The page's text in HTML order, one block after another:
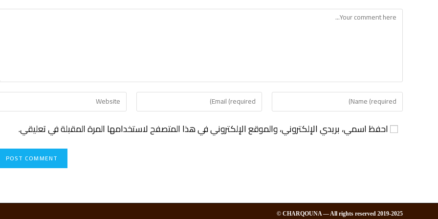
احفظ اسمي، بريدي الإلكتروني، والموقع الإلكتروني في هذا المتصفح لاستخدامها المرة المقبلة في تعليقي.
2019-2025 CHARQOUNA — All rights reserved ©